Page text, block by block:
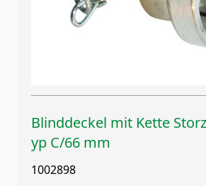
Blinddeckel mit Kette
yp C/66 mm
1002898